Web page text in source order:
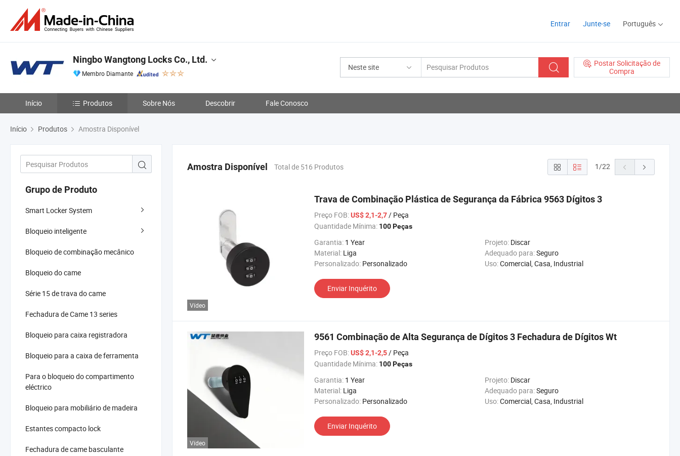
Entrar Junte-se Português
Neste site
Postar Solicitação de
Compra
Ningbo Wangtong Locks Co., Ltd.
Membro Diamante
Início Produtos Sobre Nós Descobrir Fale Conosco
Início Produtos Amostra Disponível
Grupo de Produto
Smart Locker System
Bloqueio inteligente
Bloqueio de combinação mecânico
Bloqueio do came
Série 15 de trava do came
Fechadura de Came 13 series
Bloqueio para caixa registradora
Bloqueio para a caixa de ferramenta
Para o bloqueio do compartimento
eléctrico
Bloqueio para mobiliário de madeira
Estantes compacto lock
Fechadura de came basculante
Amostra Disponível Total de 516 Produtos 1/22
Vídeo
Trava de Combinação Plástica de Segurança da Fábrica 9563 Dígitos 3
Preço FOB:US$ 2,1-2,7/ Peça
Quantidade Mínima: 100 Peças
Garantia: 1 Year Projeto: Discar
Material: Liga Adequado para:Seguro
Personalizado: Personalizado Uso:Comercial, Casa, Industrial
Enviar Inquérito
Vídeo
9561 Combinação de Alta Segurança de Dígitos 3 Fechadura de Dígitos Wt
Preço FOB:US$ 2,1-2,5/ Peça
Quantidade Mínima: 100 Peças
Garantia: 1 Year Projeto: Discar
Material: Liga Adequado para:Seguro
Personalizado: Personalizado Uso:Comercial, Casa, Industrial
Enviar Inquérito